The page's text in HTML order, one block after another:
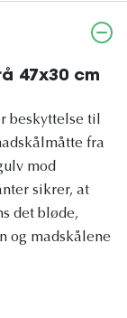
47x30 cm
beskyttelse til
fra
mod
sikrer, at
det bløde,
og madskålene